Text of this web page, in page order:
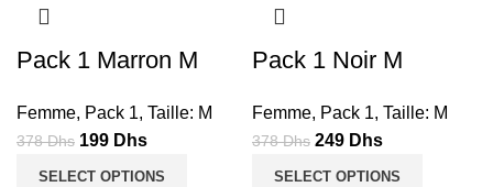
Pack 1 Marron M
Femme, Pack 1, Taille: M
378Dhs Le
prix
199 DhsLe
prix
SELECT OPTIONS
Pack 1 Noir M
Femme, Pack 1, Taille: M
378Dhs Le
prix
249 DhsLe
prix
SELECT OPTIONS